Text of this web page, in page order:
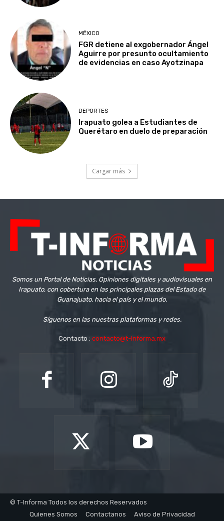
MÉXICO
FGR detiene al exgobernador Ángel
Aguirre por presunto ocultamiento
de evidencias en caso Ayotzinapa
DEPORTES
Irapuato golea a Estudiantes de
Querétaro en duelo de preparación
Cargar más
Somos un Portal de Noticias, Opiniones digitales y audiovisuales en
Irapuato, con cobertura en las principales plazas del Estado de
Guanajuato, hacia el país y el mundo.
Síguenos en las nuestras plataformas y redes.
Contacto : contacto@t-informa.mx
© T-Informa Todos los derechos Reservados
Quienes Somos
Contactanos Aviso de Privacidad